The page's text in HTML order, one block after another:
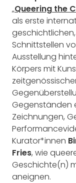
„Queering the
als erste
Schnittstellen
Ausstellung
Körpers mit
Gegenständen
Zeichnungen,
Kurator*innen
Fries, wie
Geschichte(n)
aneignen.